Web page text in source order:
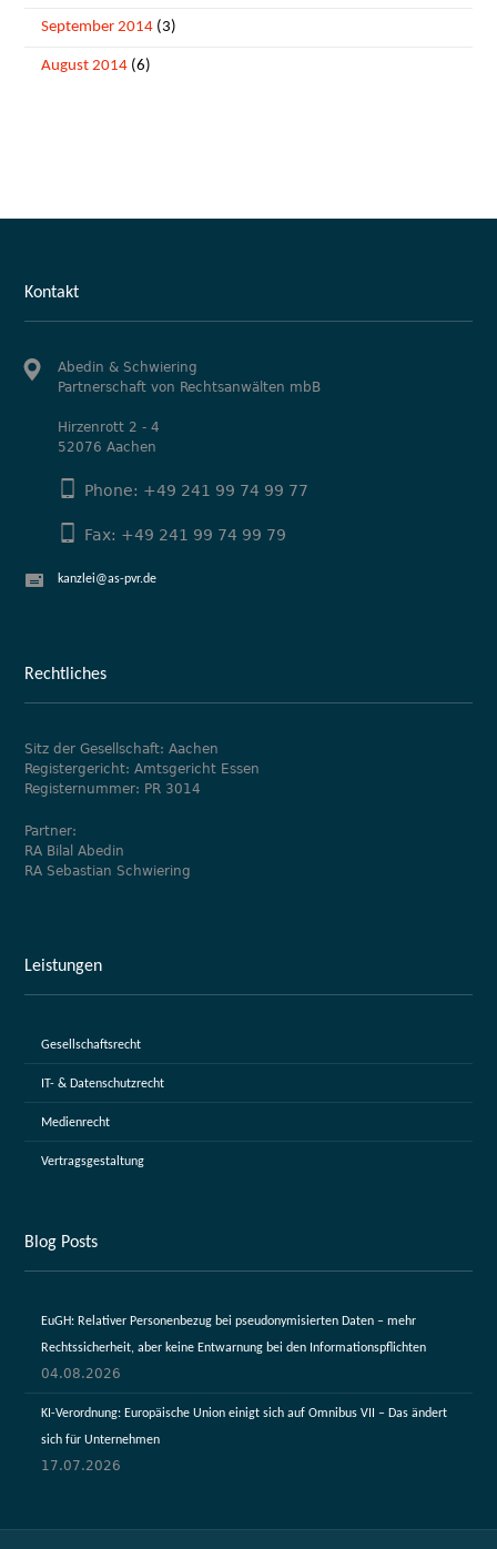
September 2014 (3)
August 2014 (6)
Kontakt
Abedin & Schwiering
Partnerschaft von Rechtsanwälten mbB
Hirzenrott 2 - 4
52076 Aachen
Phone: +49 241 99 74 99 77
Fax: +49 241 99 74 99 79
kanzlei@as-pvr.de
Rechtliches
Sitz der Gesellschaft: Aachen
Registergericht: Amtsgericht Essen
Registernummer: PR 3014
Partner:
RA Bilal Abedin
RA Sebastian Schwiering
Leistungen
Gesellschaftsrecht
IT- & Datenschutzrecht
Medienrecht
Vertragsgestaltung
Blog Posts
EuGH: Relativer Personenbezug bei pseudonymisierten Daten – mehr
Rechtssicherheit, aber keine Entwarnung bei den Informationspflichten
04.08.2026
KI-Verordnung: Europäische Union einigt sich auf Omnibus VII – Das ändert
sich für Unternehmen
17.07.2026